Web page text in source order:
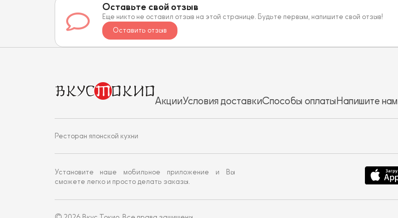
Оставьте свой отзыв
Еще никто не оставил отзыв на этой странице. Будьте первым, напишите свой отзыв!
Оставить отзыв
АкцииУсловия доставкиСпособы оплатыНапишите нам
Ресторан японской кухни
Установите наше мобильное приложение и Вы
сможете легко и просто делать заказы.